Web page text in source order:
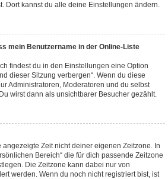
Dort kannst du alle deine Einstellungen ändern.
mein Benutzername in der Online-Liste
findest du in den Einstellungen eine Option
dieser Sitzung verbergen“. Wenn du diese
Administratoren, Moderatoren und du selbst
wirst dann als unsichtbarer Besucher gezählt.
Zeit nicht deiner eigenen Zeitzone. In
Bereich“ die für dich passende Zeitzone
Die Zeitzone kann dabei nur von
werden. Wenn du noch nicht registriert bist, ist